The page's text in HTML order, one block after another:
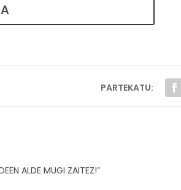
PARTEKATU:
ALDE MUGI ZAITEZ!”